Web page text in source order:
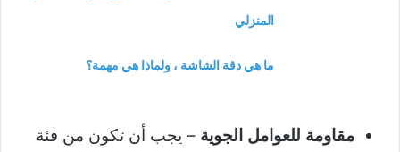
المنزلي
ما هي دقة الشاشة ، ولماذا هي مهمة؟
مقاومة للعوامل الجوية – يجب أن تكون من فئة